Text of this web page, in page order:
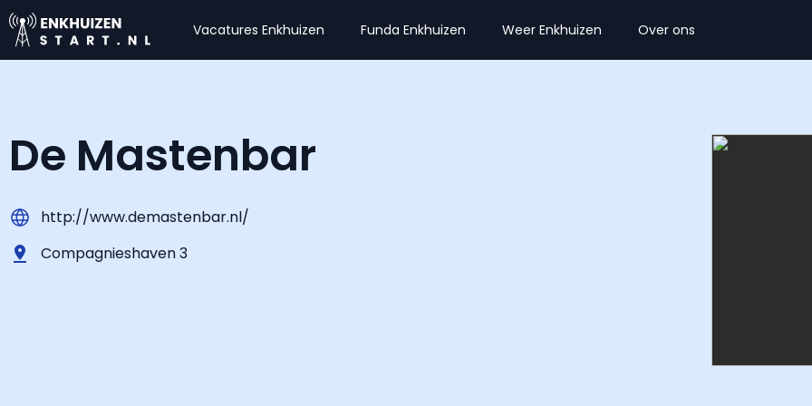
Vacatures Enkhuizen Funda Enkhuizen Weer Enkhuizen Over ons
De Mastenbar
http://www.demastenbar.nl/
Compagnieshaven 3